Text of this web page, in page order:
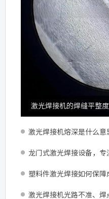
激光焊接机的焊缝平整度
激光焊接机熔深是什么意
龙门式激光焊接设备，
塑料件激光焊接如何保障
激光焊接机光路不准、焊